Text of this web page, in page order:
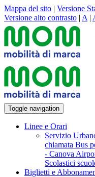
Mappa del sito | Versione
Versione alto contrasto | A |
Toggle navigation
Linee e Orari
Servizio
chiamata Bus
- Canova
Scolastici
Biglietti e